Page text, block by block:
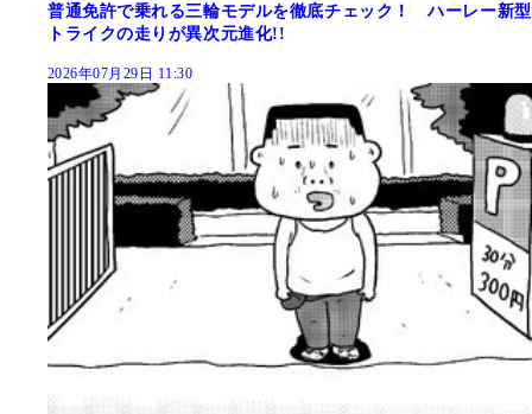
普通免許で乗れる三輪モデルを徹底チェック！ ハーレー新型
トライクの走りが異次元進化!!
2026年07月29日 11:30